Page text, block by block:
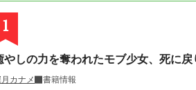
1
やしの力を奪われたモブ少女、死に戻
カナメ
書籍情報